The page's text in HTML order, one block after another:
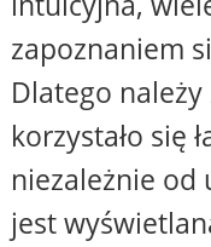
zapoznaniem
Dlatego
korzystało się
niezależnie od
jest